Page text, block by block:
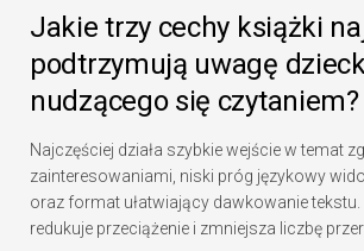
Jakie trzy cechy książki
podtrzymują uwagę
nudzącego się czytaniem?
Najczęściej działa szybkie wejście w temat
zainteresowaniami, niski próg językowy
oraz format ułatwiający dawkowanie tekstu.
redukuje przeciążenie i zmniejsza liczbę